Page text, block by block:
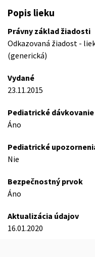
Popis lieku
Právny základ žiadosti
Odkazovaná žiadost -
(generická)
Vydané
23.11.2015
Pediatrické dávkovanie
Áno
Pediatrické
Nie
Bezpečnostný prvok
Áno
Aktualizácia údajov
16.01.2020